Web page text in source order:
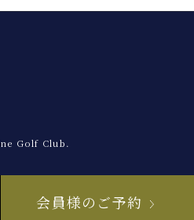
Golf Club.
会員様のご予約